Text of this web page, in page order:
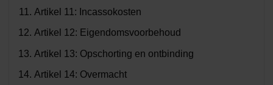
Artikel 11: Incassokosten
Artikel 12: Eigendomsvoorbehoud
Artikel 13: Opschorting en ontbinding
Artikel 14: Overmacht